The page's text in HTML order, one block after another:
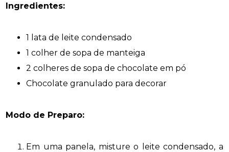
Ingredientes:
1 lata de leite condensado
1 colher de sopa de manteiga
2 colheres de sopa de chocolate em pó
Chocolate granulado para decorar
Modo de Preparo:
Em uma panela, misture o leite condensado, a